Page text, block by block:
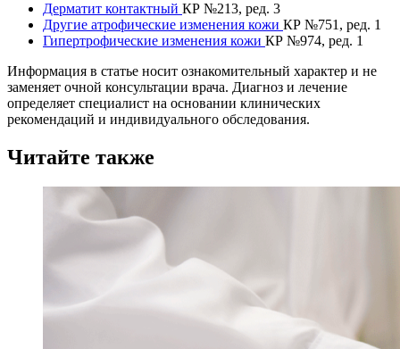
Дерматит контактный КР №213, ред. 3
Другие атрофические изменения кожи КР №751, ред. 1
Гипертрофические изменения кожи КР №974, ред. 1
Информация в статье носит ознакомительный характер и не
заменяет очной консультации врача. Диагноз и лечение
определяет специалист на основании клинических
рекомендаций и индивидуального обследования.
Читайте также